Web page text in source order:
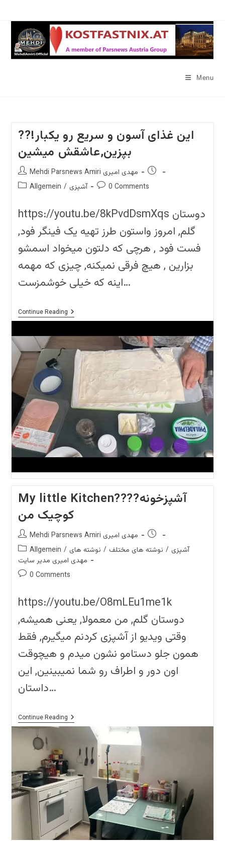
content
Menu
??!این غذای آسون و سریع رو یکبار
بپزین,عاشقش میشین
Post
author:
Mehdi Parsnews Amiri مهدی امیری
Post
PostAllgemein / آشپزی
Post0 Comments
https://youtu.be/8kPvdDsmXqs دوستان
گلم, امروز واستون طرز تهیه یک فینگر فود,
فست فود , هرچی که دلتون میخواد اسمشو
بزارین , هیچ فرقی نمیکنه, چیزی که مهمه
اینه که خیلی خوشمزست…
Continue Reading??!
این
آسون
سریع
یکبار
بپزین,عاشقش
میشین
My little Kitchen????آشپزخونه
کوچیک من
Post
author:
Mehdi Parsnews Amiri مهدی امیری
Post
published:
Post
category:
Allgemein / آشپزی / نوشته های مختلف / نوشته های
مهدی امیری مدیر سایت
Post0 Comments
https://youtu.be/O8mLEu1me1k
دوستان گلم, من معمولا, یعنی همیشه,
وقتی ویدیو از آشپزی کردنم میگیرم, فقط
همون جلو دستامو نشون میدم و هیچوقت
اون دور و اطراف رو شما نمیبینین, این
داستان…
Continue ReadingMy
Little
Kitchen????
کوچیک
من